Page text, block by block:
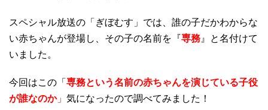
スペシャル放送の「ぎぼむす」では、誰の子だかわからな
い赤ちゃんが登場し、その子の名前を『専務 』と名付けて
いました。
今回はこの「 専務という名前の赤ちゃんを演じている子役
が誰なのか」 気になったので調べてみました！